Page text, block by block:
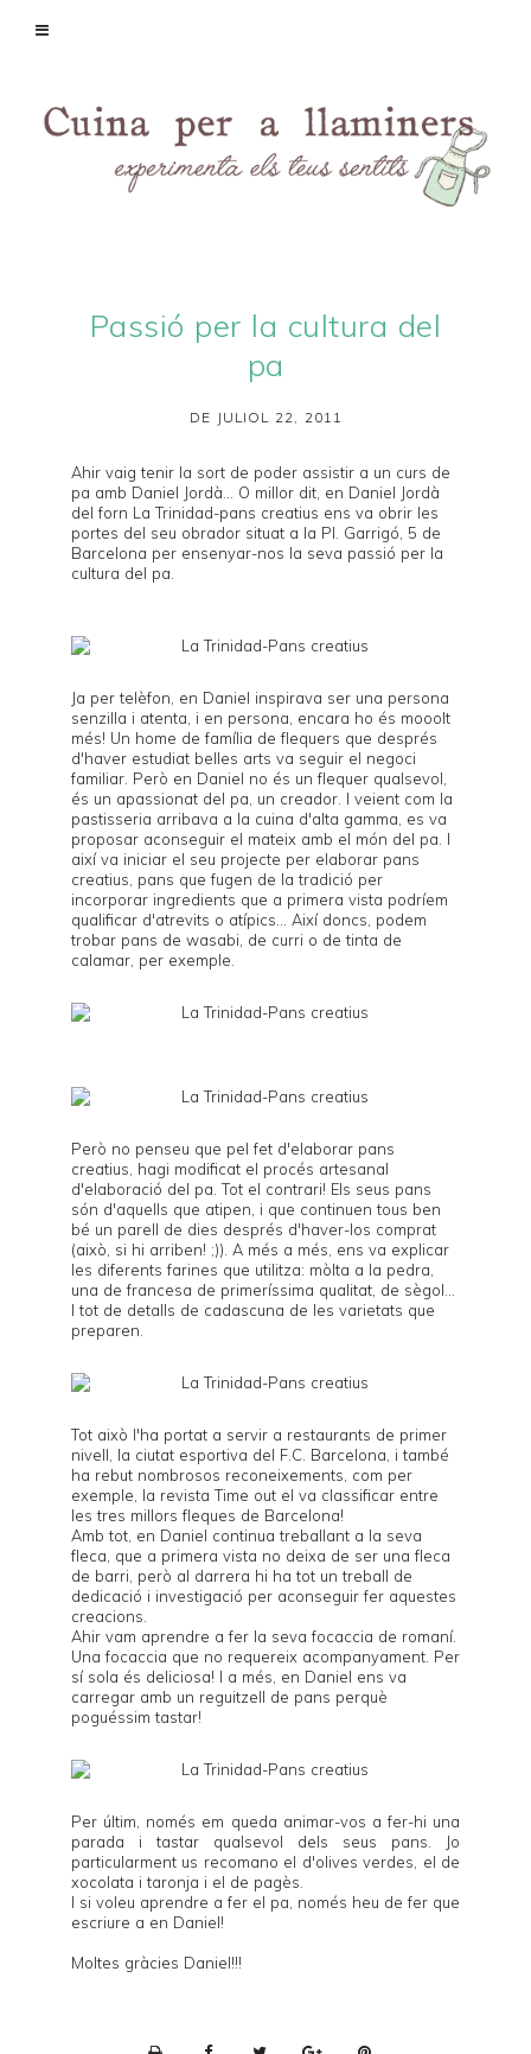
Passió per la cultura del
pa
DE JULIOL 22, 2011
Ahir vaig tenir la sort de poder assistir a un curs de
pa amb Daniel Jordà... O millor dit, en Daniel Jordà
del forn La Trinidad-pans creatius ens va obrir les
portes del seu obrador situat a la Pl. Garrigó, 5 de
Barcelona per ensenyar-nos la seva passió per la
cultura del pa.
Ja per telèfon, en Daniel inspirava ser una persona
senzilla i atenta, i en persona, encara ho és mooolt
més! Un home de família de flequers que després
d'haver estudiat belles arts va seguir el negoci
familiar. Però en Daniel no és un flequer qualsevol,
és un apassionat del pa, un creador. I veient com la
pastisseria arribava a la cuina d'alta gamma, es va
proposar aconseguir el mateix amb el món del pa. I
així va iniciar el seu projecte per elaborar pans
creatius, pans que fugen de la tradició per
incorporar ingredients que a primera vista podríem
qualificar d'atrevits o atípics... Així doncs, podem
trobar pans de wasabi, de curri o de tinta de
calamar, per exemple.
Però no penseu que pel fet d'elaborar pans
creatius, hagi modificat el procés artesanal
d'elaboració del pa. Tot el contrari! Els seus pans
són d'aquells que atipen, i que continuen tous ben
bé un parell de dies després d'haver-los comprat
(això, si hi arriben! ;)). A més a més, ens va explicar
les diferents farines que utilitza: mòlta a la pedra,
una de francesa de primeríssima qualitat, de sègol...
I tot de detalls de cadascuna de les varietats que
preparen.
Tot això l'ha portat a servir a restaurants de primer
nivell, la ciutat esportiva del F.C. Barcelona, i també
ha rebut nombrosos reconeixements, com per
exemple, la revista Time out el va classificar entre
les tres millors fleques de Barcelona!
Amb tot, en Daniel continua treballant a la seva
fleca, que a primera vista no deixa de ser una fleca
de barri, però al darrera hi ha tot un treball de
dedicació i investigació per aconseguir fer aquestes
creacions.
Ahir vam aprendre a fer la seva focaccia de romaní.
Una focaccia que no requereix acompanyament. Per
sí sola és deliciosa! I a més, en Daniel ens va
carregar amb un reguitzell de pans perquè
poguéssim tastar!
Per últim, només em queda animar-vos a fer-hi una
parada i tastar qualsevol dels seus pans. Jo
particularment us recomano el d'olives verdes, el de
xocolata i taronja i el de pagès.
I si voleu aprendre a fer el pa, només heu de fer que
escriure a en Daniel!
Moltes gràcies Daniel!!!